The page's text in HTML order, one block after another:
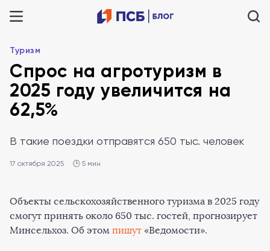
Туризм
Спрос на агротуризм в
2025 году увеличится на
62,5%
В такие поездки отправятся 650 тыс. человек
17 октября 2025 🕒 5 мин
Объекты сельскохозяйственного туризма в 2025 году
смогут принять около 650 тыс. гостей, прогнозирует
Минсельхоз. Об этом пишут «Ведомости».